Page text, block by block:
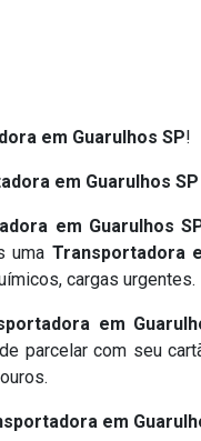
em Guarulhos SP!
em Guarulhos SP
em Guarulhos
uma Transportadora
cargas urgentes.
em
parcelar com seu
em